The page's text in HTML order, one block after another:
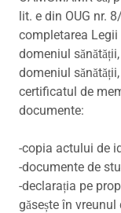
lit. e din OUG nr.
completarea
domeniul
domeniul
certificatul de
documente:
-copia actului de
-documente de
-declarația pe
găsește în